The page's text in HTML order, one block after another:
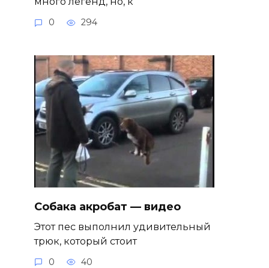
0 294
Собака акробат — видео
Этот пес выполнил удивительный
трюк, который стоит
0 40